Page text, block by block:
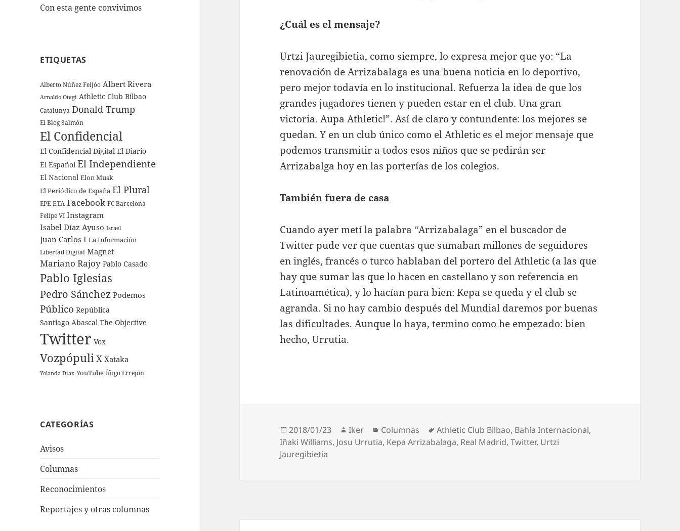
Con esta gente convivimos
ETIQUETAS
Alberto Núñez Feijóo Albert Rivera
Arnaldo Otegi Athletic Club Bilbao
Catalunya Donald Trump
El Blog Salmón
El Confidencial
El Confidencial Digital El Diario
El Español El Independiente
El Nacional Elon Musk
El Periódico de España El Plural
EPE ETA Facebook FC Barcelona
Felipe VI Instagram
Isabel Díaz Ayuso Israel
Juan Carlos I La Información
Libertad Digital Magnet
Mariano Rajoy Pablo Casado
Pablo Iglesias
Pedro Sánchez Podemos
Público República
Santiago Abascal The Objective
Twitter Vox
Vozpópuli X Xataka
Yolanda Díaz YouTube Íñigo Errejón
CATEGORÍAS
Avisos
Columnas
Reconocimientos
Reportajes y otras columnas
¿Cuál es el mensaje?
Urtzi Jauregibietia, como siempre, lo expresa mejor que yo: “La
renovación de Arrizabalaga es una buena noticia en lo deportivo,
pero mejor todavía en lo institucional. Refuerza la idea de que los
grandes jugadores tienen y pueden estar en el club. Una gran
victoria. Aupa Athletic!”. Así de claro y contundente: los mejores se
quedan. Y en un club único como el Athletic es el mejor mensaje que
podemos transmitir a todos esos niños que se pedirán ser
Arrizabalga hoy en las porterías de los colegios.
También fuera de casa
Cuando ayer metí la palabra “Arrizabalaga” en el buscador de
Twitter pude ver que cuentas que sumaban millones de seguidores
en inglés, francés o turco hablaban del portero del Athletic (a las que
hay que sumar las que lo hacen en castellano y son referencia en
Latinoamética), y lo hacían para bien: Kepa se queda y el club se
agranda. Si no hay cambio después del Mundial daremos por buenas
las dificultades. Aunque lo haya, termino como he empezado: bien
hecho, Urrutia.
Publicado
el
2018/01/23 Autor
Iker Categorías
Columnas Etiquetas
Athletic Club Bilbao, Bahía Internacional,
Iñaki Williams, Josu Urrutia, Kepa Arrizabalaga, Real Madrid,Twitter, Urtzi
Jauregibietia